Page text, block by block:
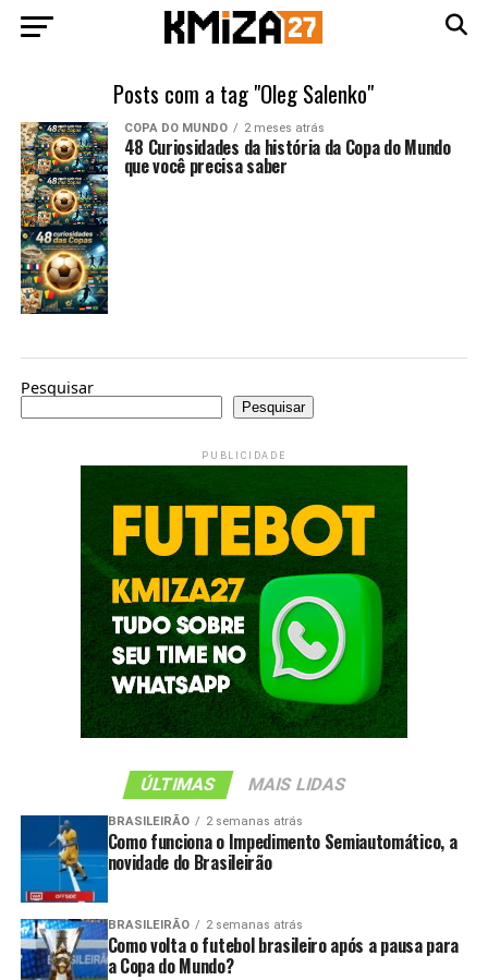
Posts com a tag "Oleg Salenko"
COPA DO MUNDO 2 meses atrás
48 Curiosidades da história da Copa do Mundo
que você precisa saber
Pesquisar
Pesquisar
PUBLICIDADE
ÚLTIMAS MAIS LIDAS
BRASILEIRÃO 2 semanas atrás
Como funciona o Impedimento Semiautomático, a
novidade do Brasileirão
BRASILEIRÃO 2 semanas atrás
Como volta o futebol brasileiro após a pausa para
a Copa do Mundo?